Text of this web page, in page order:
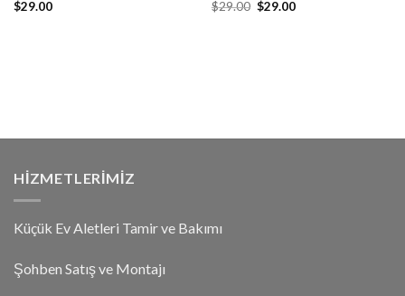
$29.00
$29.00 $29.00
HIZMETLERIMIZ
Küçük Ev Aletleri Tamir ve Bakımı
Şohben Satış ve Montajı